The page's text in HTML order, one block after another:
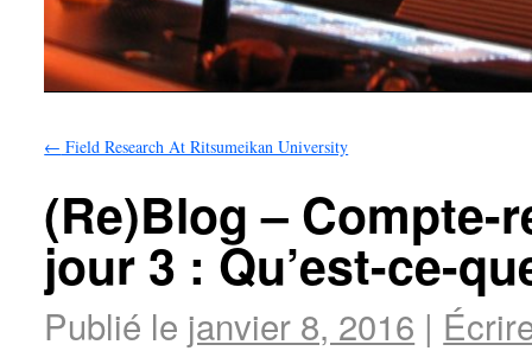
← Field Research At Ritsumeikan University
(Re)Blog – Compte-
jour 3 : Qu’est-ce-
Publié le janvier 8, 2016 |